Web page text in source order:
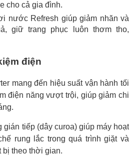
cho cả gia đình.
nước Refresh giúp giảm nhăn và
giữ trang phục luôn thơm tho,
điện
mang đến hiệu suất vận hành tối
điện năng vượt trội, giúp giảm chi
tiếp (dây curoa) giúp máy hoạt
rung lắc trong quá trình giặt và
bị theo thời gian.